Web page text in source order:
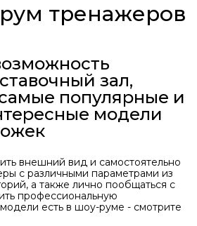
тренажеров
зал,
популярные и
модели
внешний вид и самостоятельно
с различными параметрами из
а также лично пообщаться с
профессиональную
есть в шоу-руме - смотрите